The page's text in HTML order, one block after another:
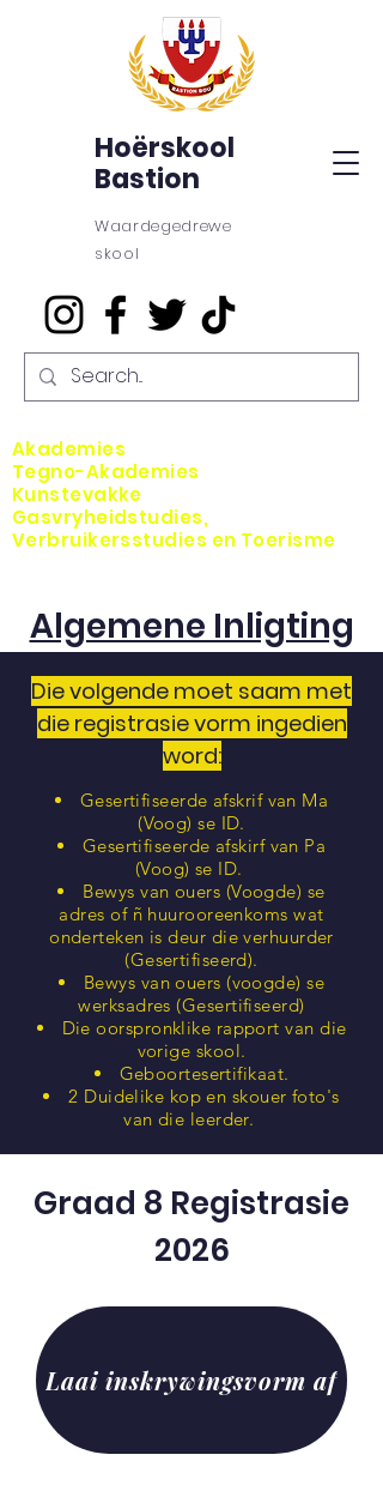
Hoërskool
Bastion
Waardegedrewe
skool
Akademies
Tegno-Akademies
Kunstevakke
Gasvryheidstudies,
Verbruikersstudies en Toerisme
Algemene Inligting
Die volgende moet saam met
die registrasie vorm ingedien
word:
Gesertifiseerde afskrif van Ma
(Voog) se ID.
Gesertifiseerde afskirf van Pa
(Voog) se ID.
Bewys van ouers (Voogde) se
adres of ñ huurooreenkoms wat
onderteken is deur die verhuurder
(Gesertifiseerd).
Bewys van ouers (voogde) se
werksadres (Gesertifiseerd)
Die oorspronklike rapport van die
vorige skool.
Geboortesertifikaat.
2 Duidelike kop en skouer foto's
van die leerder.
Graad 8 Registrasie
2026
Laai inskrywingsvorm af